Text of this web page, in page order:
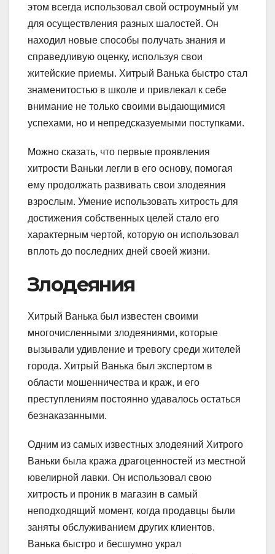
этом всегда использовал свой остроумный ум
для осуществления разных шалостей. Он
находил новые способы получать знания и
справедливую оценку, используя свои
житейские приемы. Хитрый Ванька быстро стал
знаменитостью в школе и привлекал к себе
внимание не только своими выдающимися
успехами, но и непредсказуемыми поступками.
Можно сказать, что первые проявления
хитрости Ваньки легли в его основу, помогая
ему продолжать развивать свои злодеяния
взрослым. Умение использовать хитрость для
достижения собственных целей стало его
характерным чертой, которую он использовал
вплоть до последних дней своей жизни.
Злодеяния
Хитрый Ванька был известен своими
многочисленными злодеяниями, которые
вызывали удивление и тревогу среди жителей
города. Хитрый Ванька был экспертом в
области мошенничества и краж, и его
преступлениям постоянно удавалось остаться
безнаказанными.
Одним из самых известных злодеяний Хитрого
Ваньки была кража драгоценностей из местной
ювелирной лавки. Он использовал свою
хитрость и проник в магазин в самый
неподходящий момент, когда продавцы были
заняты обслуживанием других клиентов.
Ванька быстро и бесшумно украл